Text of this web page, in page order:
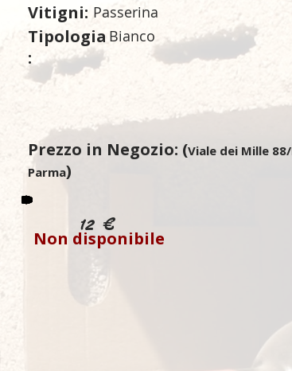
Vitigni: Passerina
Tipologia
:
Bianco
Prezzo in Negozio: (Viale dei Mille
Parma)
12 €
Non disponibile